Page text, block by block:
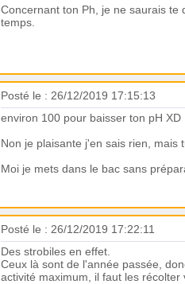
Concernant ton Ph, je ne saurais
temps.
Posté le : 26/12/2019 17:15:13
environ 100 pour baisser ton pH XD
Non je plaisante j'en sais rien, mais
Moi je mets dans le bac sans
Posté le : 26/12/2019 17:22:11
Des strobiles en effet.
Ceux là sont de l'année passée,
activité maximum, il faut les